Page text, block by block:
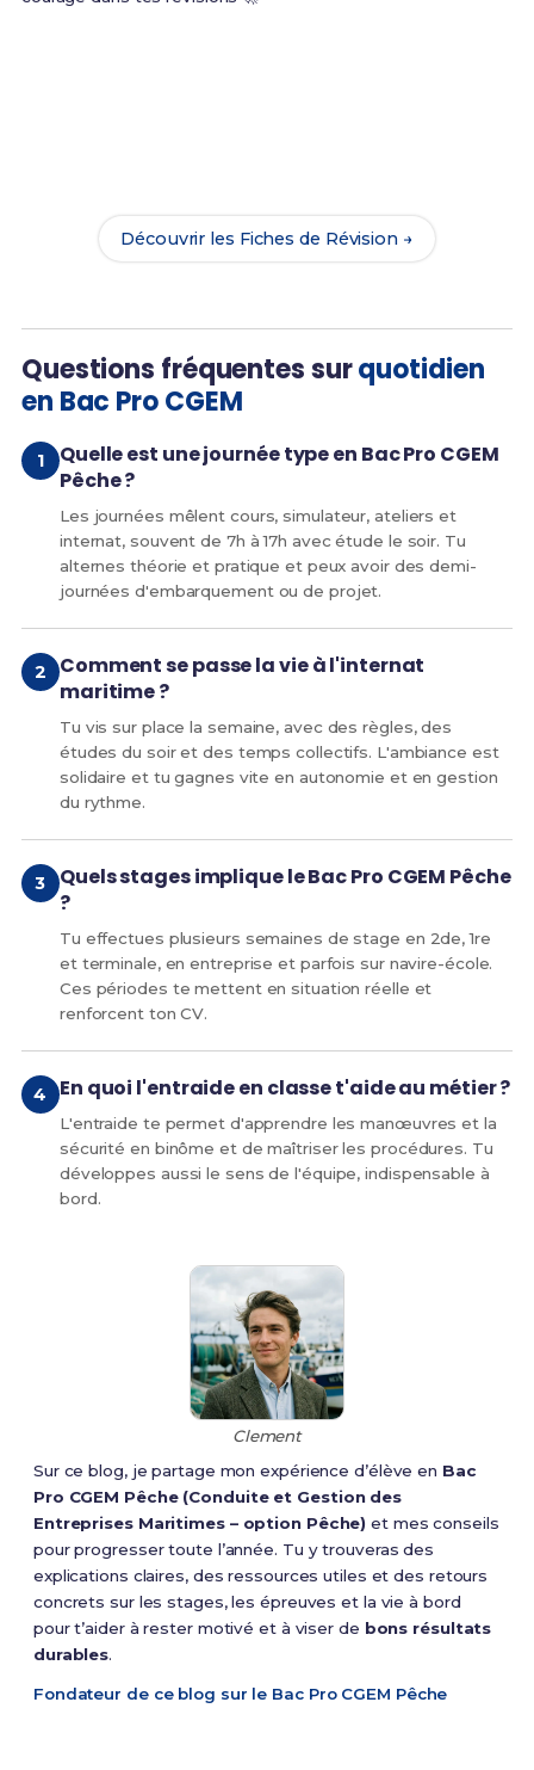
Découvrir les Fiches de Révision →
Questions fréquentes surquotidien
en Bac Pro CGEM
Quelle est une journée type en Bac Pro CGEM
Pêche ?
Les journées mêlent cours, simulateur, ateliers et
internat, souvent de 7h à 17h avec étude le soir. Tu
alternes théorie et pratique et peux avoir des demi-
journées d'embarquement ou de projet.
Comment se passe la vie à l'internat
maritime ?
Tu vis sur place la semaine, avec des règles, des
études du soir et des temps collectifs. L'ambiance est
solidaire et tu gagnes vite en autonomie et en gestion
du rythme.
Quels stages implique le Bac Pro CGEM Pêche
?
Tu effectues plusieurs semaines de stage en 2de, 1re
et terminale, en entreprise et parfois sur navire-école.
Ces périodes te mettent en situation réelle et
renforcent ton CV.
En quoi l'entraide en classe t'aide au métier ?
L'entraide te permet d'apprendre les manœuvres et la
sécurité en binôme et de maîtriser les procédures. Tu
développes aussi le sens de l'équipe, indispensable à
bord.
Clement
Sur ce blog, je partage mon expérience d’élève en Bac
Pro CGEM Pêche (Conduite et Gestion des
Entreprises Maritimes – option Pêche) et mes conseils
pour progresser toute l’année. Tu y trouveras des
explications claires, des ressources utiles et des retours
concrets sur les stages, les épreuves et la vie à bord
pour t’aider à rester motivé et à viser de bons résultats
durables.
Fondateur de ce blog sur le Bac Pro CGEM Pêche